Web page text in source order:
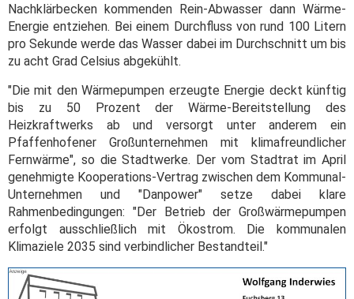
Nachklärbecken kommenden Rein-Abwasser dann Wärme-
Energie entziehen. Bei einem Durchfluss von rund 100 Litern
pro Sekunde werde das Wasser dabei im Durchschnitt um bis
zu acht Grad Celsius abgekühlt.
"Die mit den Wärmepumpen erzeugte Energie deckt künftig
bis zu 50 Prozent der Wärme-Bereitstellung des
Heizkraftwerks ab und versorgt unter anderem ein
Pfaffenhofener Großunternehmen mit klimafreundlicher
Fernwärme", so die Stadtwerke. Der vom Stadtrat im April
genehmigte Kooperations-Vertrag zwischen dem Kommunal-
Unternehmen und "Danpower" setze dabei klare
Rahmenbedingungen: "Der Betrieb der Großwärmepumpen
erfolgt ausschließlich mit Ökostrom. Die kommunalen
Klimaziele 2035 sind verbindlicher Bestandteil."